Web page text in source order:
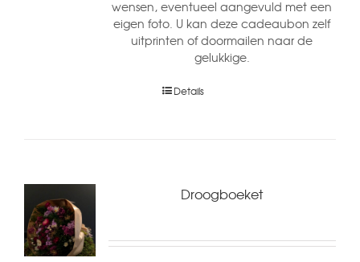
wensen, eventueel aangevuld met een
eigen foto. U kan deze cadeaubon zelf
uitprinten of doormailen naar de
gelukkige.
Details
Droogboeket